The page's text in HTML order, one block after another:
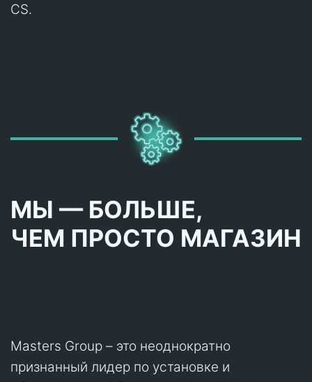
CS.
МЫ — БОЛЬШЕ,
ЧЕМ ПРОСТО МАГАЗИН
Masters Group – это неоднократно
признанный лидер по установке и